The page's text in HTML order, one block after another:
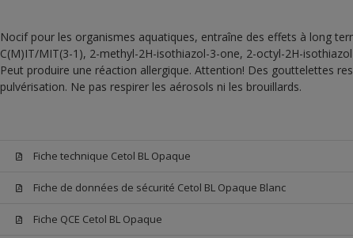
Nocif pour les organismes aquatiques, entraîne des effets à long
C(M)IT/MIT(3-1), 2-methyl-2H-isothiazol-3-one, 2-octyl-2H-
Peut produire une réaction allergique. Attention! Des gouttelettes
pulvérisation. Ne pas respirer les aérosols ni les brouillards.
Fiche technique Cetol BL Opaque
Fiche de données de sécurité Cetol BL Opaque Blanc
Fiche QCE Cetol BL Opaque